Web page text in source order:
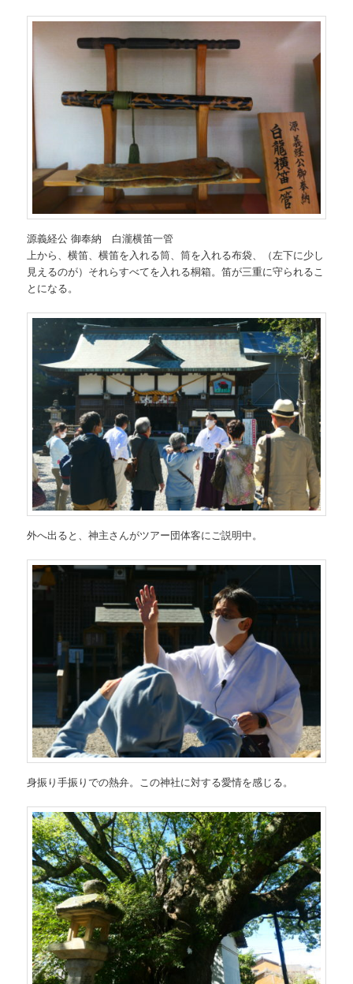
源義経公 御奉納 白瀧横笛一管
上から、横笛、横笛を入れる筒、筒を入れる布袋、（左下に少し
見えるのが）それらすべてを入れる桐箱。笛が三重に守られるこ
とになる。
外へ出ると、神主さんがツアー団体客にご説明中。
身振り手振りでの熱弁。この神社に対する愛情を感じる。